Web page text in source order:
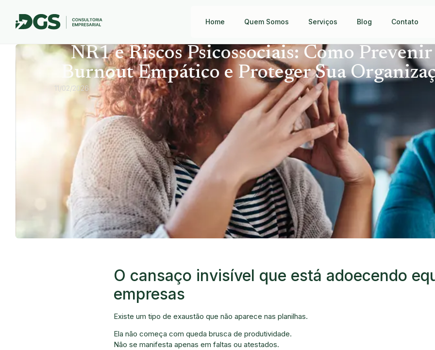
Home Quem Somos Serviços Blog Contato
NR1 e Riscos Psicossociais: Como Prevenir
Burnout Empático e Proteger Sua
11/02/2026
O cansaço invisível que está adoecendo
empresas
Existe um tipo de exaustão que não aparece nas planilhas.
Ela não começa com queda brusca de produtividade.
Não se manifesta apenas em faltas ou atestados.